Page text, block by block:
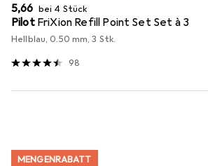
EUR
5,66 bei 4 Stück
Pilot FriXion Refill Point Set Set à 3
Hellblau, 0.50 mm, 3 Stk.
98
MENGENRABATT